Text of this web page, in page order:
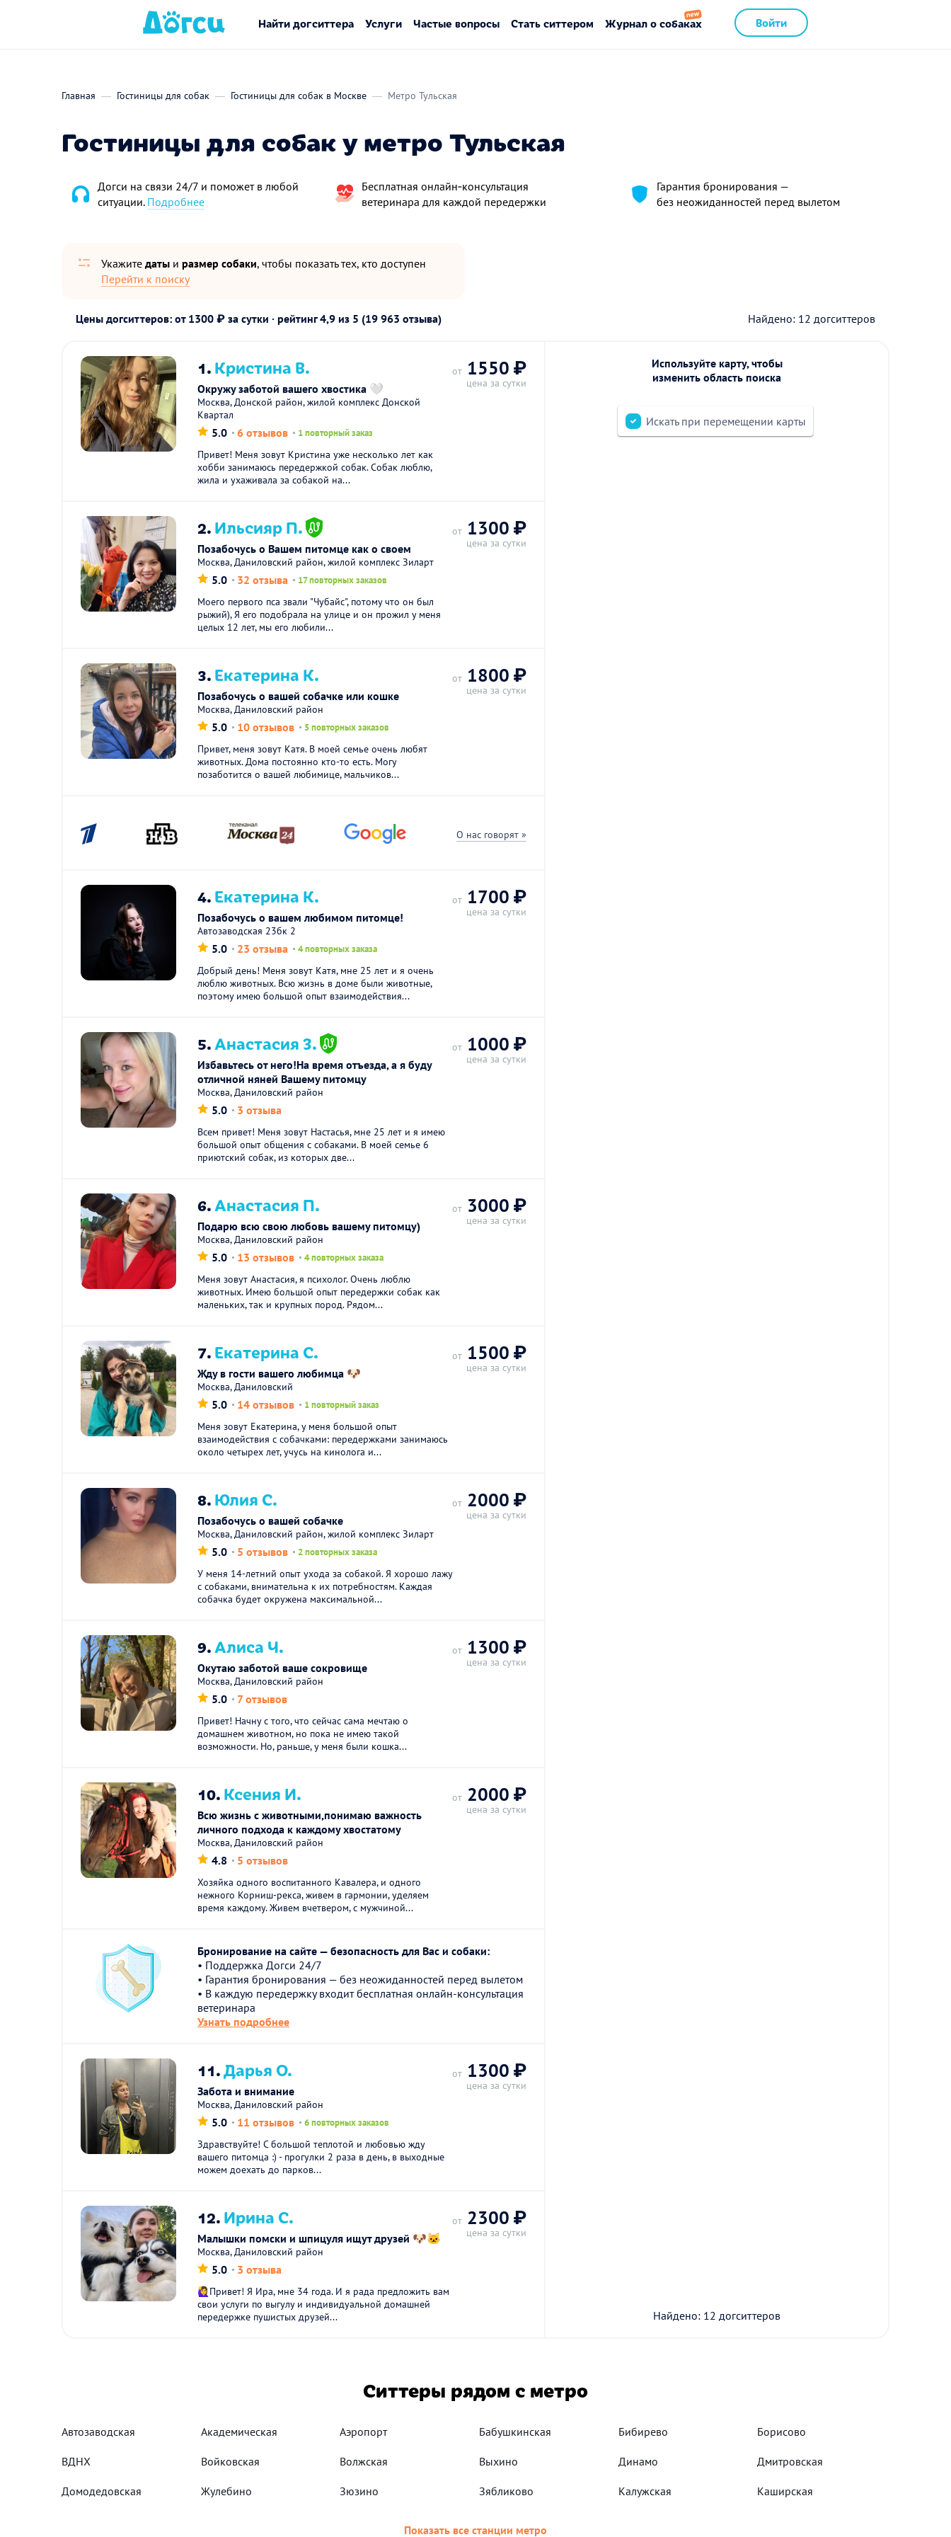
Войти
Найти догситтера Услуги Частые вопросы Стать ситтером Журнал о собаках
Главная Гостиницы для собак Гостиницы для собак в Москве Метро Тульская
Гостиницы для собак у метро Тульская
Догси на связи 24/7 и поможет в любой
ситуации. Подробнее
Бесплатная онлайн‑консультация
ветеринара для каждой передержки
Гарантия бронирования —
без неожиданностей перед вылетом
Укажите даты и размер собаки, чтобы показать тех, кто доступен
Перейти к поиску
Цены догситтеров: от 1300 ₽ за сутки · рейтинг4,9 из 5 (19 963 отзыва) Найдено: 12 догситтеров
1.Кристина В.
Окружу заботой вашего хвостика 🤍
Москва, Донской район, жилой комплекс Донской
Квартал
5.0 6 отзывов 1 повторный заказ
Привет! Меня зовут Кристина уже несколько лет как
хобби занимаюсь передержкой собак. Cобaк люблю,
жила и ухаживала за собакой на...
от 1550 ₽
цена за сутки
2.Ильсияр П.
Позабочусь о Вашем питомце как о своем
Москва, Даниловский район, жилой комплекс Зиларт
5.0 32 отзыва 17 повторных заказов
Моего первого пса звали "Чубайс", потому что он был
рыжий), Я его подобрала на улице и он прожил у меня
целых 12 лет, мы его любили...
от 1300 ₽
цена за сутки
3.Екатерина К.
Позабочусь о вашей собачке или кошке
Москва, Даниловский район
5.0 10 отзывов 5 повторных заказов
Привет, меня зовут Катя. В моей семье очень любят
животных. Дома постоянно кто-то есть. Могу
позаботится о вашей любимице, мальчиков...
от 1800 ₽
цена за сутки
О нас говорят »
4.Екатерина К.
Позабочусь о вашем любимом питомце!
Автозаводская 23бк 2
5.0 23 отзыва 4 повторных заказа
Добрый день! Меня зовут Катя, мне 25 лет и я очень
люблю животных. Всю жизнь в доме были животные,
поэтому имею большой опыт взаимодействия...
от 1700 ₽
цена за сутки
5.Анастасия З.
Избавьтесь от него!На время отъезда, а я буду
отличной няней Вашему питомцу
Москва, Даниловский район
5.0 3 отзыва
Всем привет! Меня зовут Настасья, мне 25 лет и я имею
большой опыт общения с собаками. В моей семье 6
приютский собак, из которых две...
от 1000 ₽
цена за сутки
6.Анастасия П.
Подарю всю свою любовь вашему питомцу)
Москва, Даниловский район
5.0 13 отзывов 4 повторных заказа
Меня зовут Анастасия, я психолог. Очень люблю
животных. Имею большой опыт передержки собак как
маленьких, так и крупных пород. Рядом...
от 3000 ₽
цена за сутки
7.Екатерина С.
Жду в гости вашего любимца 🐶
Москва, Даниловский
5.0 14 отзывов 1 повторный заказ
Меня зовут Екатерина, у меня большой опыт
взаимодействия с собачками: передержками занимаюсь
около четырех лет, учусь на кинолога и...
от 1500 ₽
цена за сутки
8.Юлия С.
Позабочусь о вашей собачке
Москва, Даниловский район, жилой комплекс Зиларт
5.0 5 отзывов 2 повторных заказа
У меня 14-летний опыт ухода за собакой. Я хорошо лажу
с собаками, внимательна к их потребностям. Каждая
собачка будет окружена максимальной...
от 2000 ₽
цена за сутки
9.Алиса Ч.
Окутаю заботой ваше сокровище
Москва, Даниловский район
5.0 7 отзывов
Привет! Начну с того, что сейчас сама мечтаю о
домашнем животном, но пока не имею такой
возможности. Но, раньше, у меня были кошка...
от 1300 ₽
цена за сутки
10.Ксения И.
Всю жизнь с животными,понимаю важность
личного подхода к каждому хвостатому
Москва, Даниловский район
4.8 5 отзывов
Хозяйка одного воспитанного Кавалера, и одного
нежного Корниш-рекса, живем в гармонии, уделяем
время каждому. Живем вчетвером, с мужчиной...
от 2000 ₽
цена за сутки
Бронирование на сайте — безопасность для Вас и собаки:
• Поддержка Догси 24/7
• Гарантия бронирования — без неожиданностей перед вылетом
• В каждую передержку входит бесплатная онлайн-консультация
ветеринара
Узнать подробнее
11.Дарья О.
Забота и внимание
Москва, Даниловский район
5.0 11 отзывов 6 повторных заказов
Здравствуйте! С большой теплотой и любовью жду
вашего питомца :) - прогулки 2 раза в день, в выходные
можем доехать до парков...
от 1300 ₽
цена за сутки
12.Ирина С.
Малышки помски и шпицуля ищут друзей 🐶🐱
Москва, Даниловский район
5.0 3 отзыва
🙋‍♀️Привет! Я Ира, мне 34 года. И я рaда прeдложить вам
свои уcлуги по выгулу и индивидуальной домашней
перeдepжкe пушиcтыx друзей...
от 2300 ₽
цена за сутки
Используйте карту, чтобы
изменить область поиска
Искать при перемещении карты
Найдено: 12 догситтеров
Ситтеры рядом с метро
Автозаводская Академическая Аэропорт Бабушкинская Бибирево Борисово
ВДНХ Войковская Волжская Выхино Динамо Дмитровская
Домодедовская Жулебино Зюзино Зябликово Калужская Каширская
Показать все станции метро